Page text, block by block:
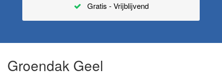
Gratis - Vrijblijvend
Groendak Geel